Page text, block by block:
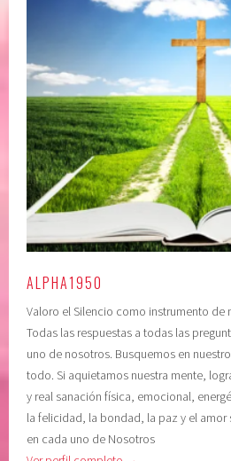
ALPHA1950
Valoro el Silencio como instrumento de
Todas las respuestas a todas las
uno de nosotros. Busquemos en
todo. Si aquietamos nuestra mente,
y real sanación física, emocional,
la felicidad, la bondad, la paz y el amor
en cada uno de Nosotros